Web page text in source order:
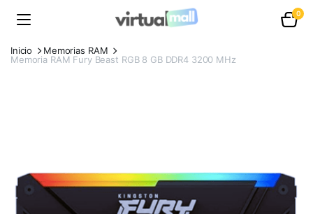
0
Inicio
Memorias RAM
Memoria RAM Fury Beast RGB 8 GB DDR4 3200 MHz